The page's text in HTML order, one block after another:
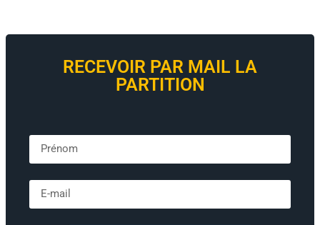
RECEVOIR PAR MAIL LA
PARTITION